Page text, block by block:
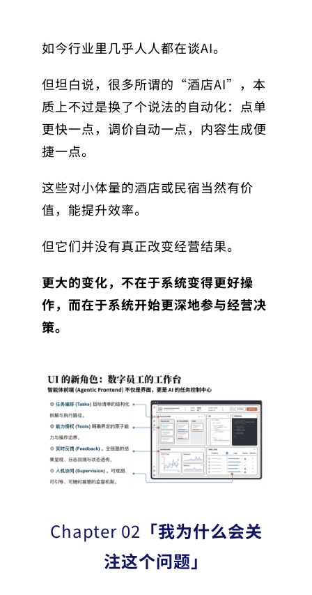
如今行业里几乎人人都在谈AI。
但坦白说，很多所谓的“酒店AI”，本
质上不过是换了个说法的自动化：点单
更快一点，调价自动一点，内容生成便
捷一点。
这些对小体量的酒店或民宿当然有价
值，能提升效率。
但它们并没有真正改变经营结果。
更大的变化，不在于系统变得更好操
作，而在于系统开始更深地参与经营决
策。
Chapter 02 「我为什么会关
注这个问题」